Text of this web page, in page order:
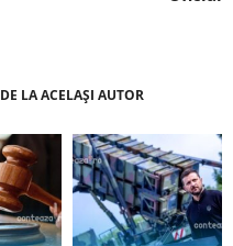
DE LA ACELAȘI AUTOR